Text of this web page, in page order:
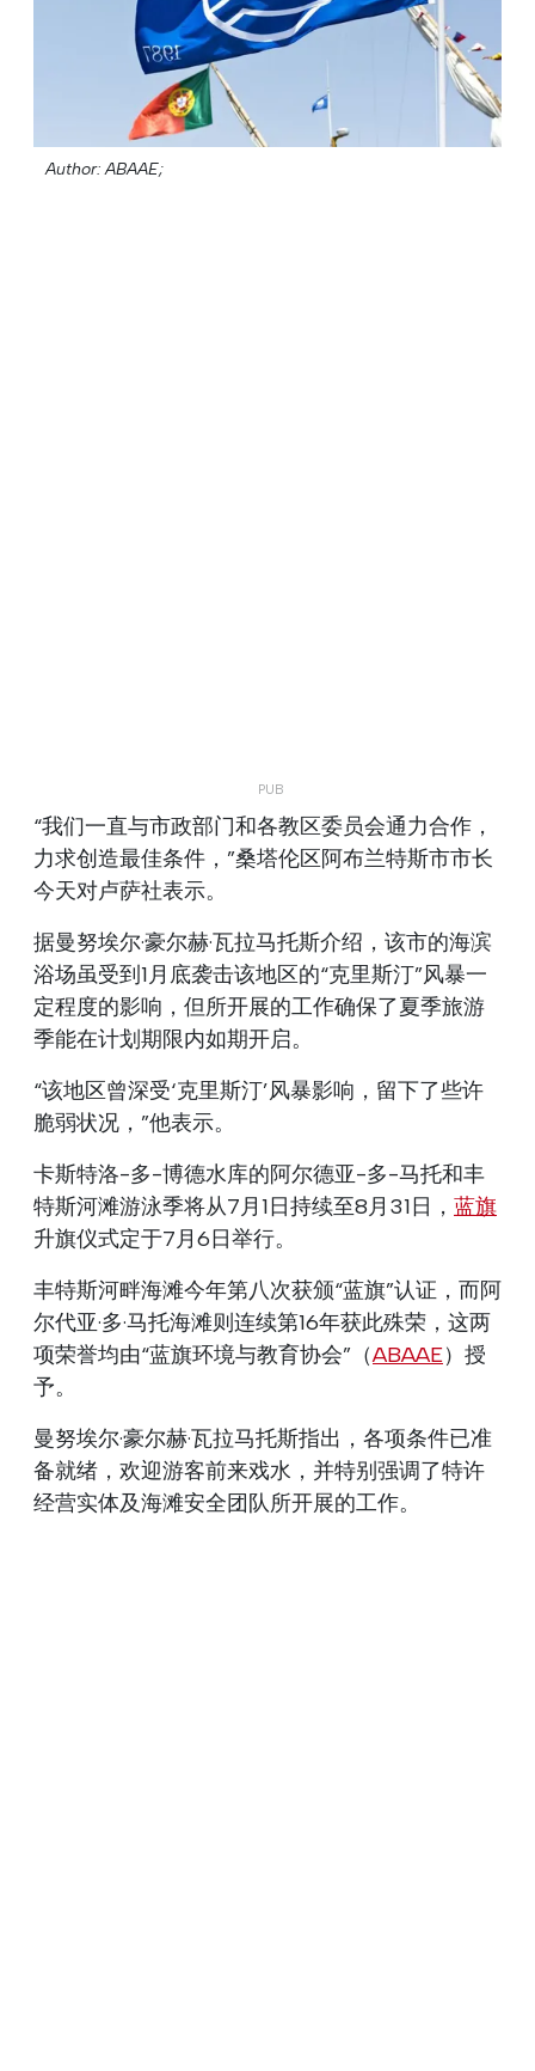
Author: ABAAE;
“我们一直与市政部门和各教区委员会通力合作，
力求创造最佳条件，”桑塔伦区阿布兰特斯市市长
今天对卢萨社表示。
据曼努埃尔·豪尔赫·瓦拉马托斯介绍，该市的海滨
浴场虽受到1月底袭击该地区的“克里斯汀”风暴一
定程度的影响，但所开展的工作确保了夏季旅游
季能在计划期限内如期开启。
“该地区曾深受‘克里斯汀’风暴影响，留下了些许
脆弱状况，”他表示。
卡斯特洛-多-博德水库的阿尔德亚-多-马托和丰
特斯河滩游泳季将从7月1日持续至8月31日， 蓝旗
升旗仪式定于7月6日举行。
丰特斯河畔海滩今年第八次获颁“蓝旗”认证，而阿
尔代亚·多·马托海滩则连续第16年获此殊荣，这两
项荣誉均由“蓝旗环境与教育协会”（ABAAE）授
予。
曼努埃尔·豪尔赫·瓦拉马托斯指出，各项条件已准
备就绪，欢迎游客前来戏水，并特别强调了特许
经营实体及海滩安全团队所开展的工作。